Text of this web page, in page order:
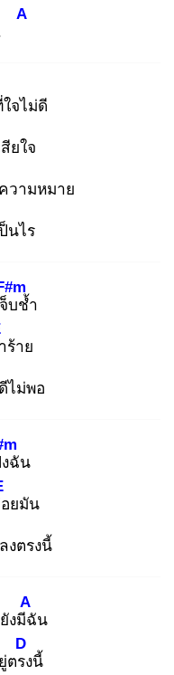
..
A
ใจไม่ดี
ยใจ
วามหมาย
นไร
บช้ำ
ร้าย
ไม่พอ
ฉัน
ยมัน
งตรงนี้
งมีฉั
A
น
ตรง
D
นี้